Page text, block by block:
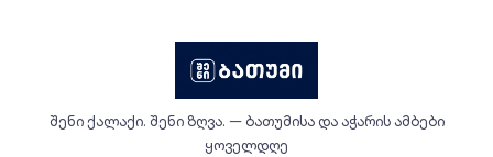
შენი ქალაქი. შენი ზღვა. — ბათუმისა და აჭარის ამბები
ყოველდღე